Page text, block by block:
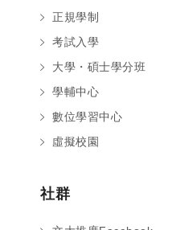
正規學制
考試入學
大學・碩士學分班
學輔中心
數位學習中心
虛擬校園
社群